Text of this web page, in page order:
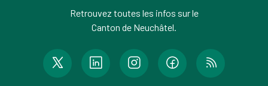
Retrouvez toutes les infos sur le
Canton de Neuchâtel.